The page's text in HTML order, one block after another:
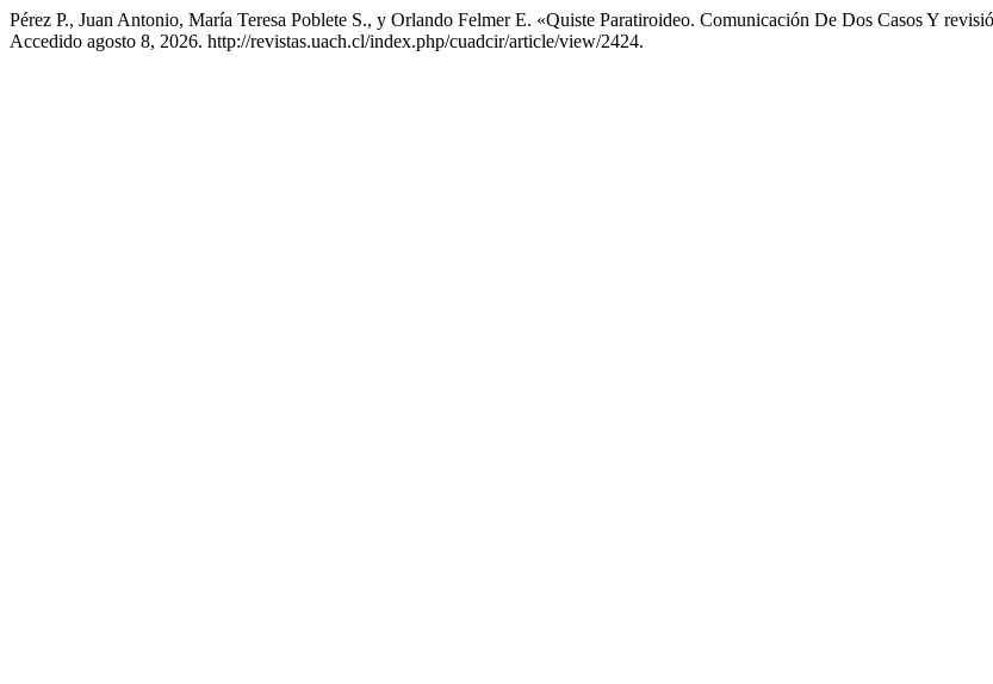
Pérez P., Juan Antonio, María Teresa Poblete S., y Orlando Felmer E. «Quiste Paratiroideo. Comunicación De Dos Casos Y
Accedido agosto 8, 2026. http://revistas.uach.cl/index.php/cuadcir/article/view/2424.